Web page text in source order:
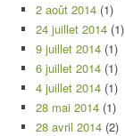
2 août 2014 (1)
24 juillet 2014 (1)
9 juillet 2014 (1)
6 juillet 2014 (1)
4 juillet 2014 (1)
28 mai 2014 (1)
28 avril 2014 (2)